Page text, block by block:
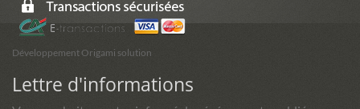
Développement Origami solution
Lettre d'informations